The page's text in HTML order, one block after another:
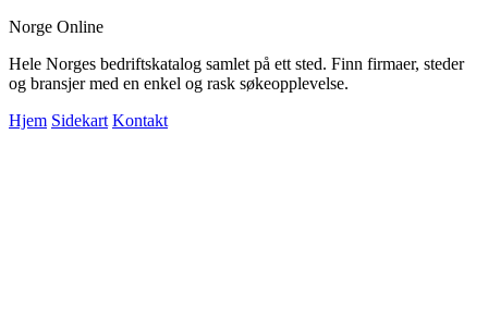
Norge Online
Hele Norges bedriftskatalog samlet på ett sted. Finn firmaer, steder
og bransjer med en enkel og rask søkeopplevelse.
Hjem Sidekart Kontakt